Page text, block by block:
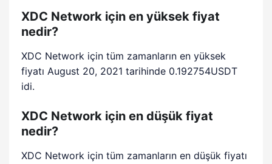
XDC Network için en yüksek fiyat
nedir?
XDC Network için tüm zamanların en yüksek
fiyatı August 20, 2021 tarihinde 0.192754USDT
idi.
XDC Network için en düşük fiyat
nedir?
XDC Network için tüm zamanların en düşük fiyatı